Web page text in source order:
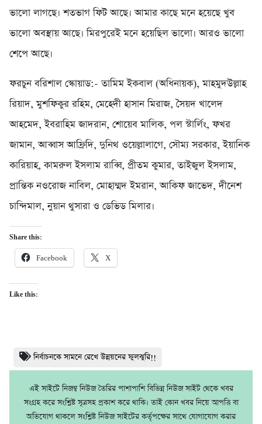
ভালো লাগছে। শতভাগ ফিট আছে। আমার কাছে মনে হয়েছে খুব
ভালো অবস্থায় আছে। মিরপুরেই মনে হয়েছিল ভালো। আরও ভালো
শেপে আছে।
ফরচুন বরিশাল স্কোয়াড:- তামিম ইকবাল (অধিনায়ক), মাহমুদউল্লাহ
রিয়াদ, মুশফিকুর রহিম, মেহেদী হাসান মিরাজ, সৈয়দ খালেদ
আহমেদ, ইবরাহিম জাদরান, শোয়েব মালিক, পল স্টার্লিং, ফখর
জামান, আব্বাস আফ্রিদি, দুনিথ ওয়েল্লালাগে, সৌম্য সরকার, ইয়ানিক
কারিয়াহ, কামরুল ইসলাম রাব্বি, প্রীতম কুমার, তাইজুল ইসলাম,
প্রান্তিক নওরোজ নাবিল, মোহাম্মদ ইমরান, আকিফ জাভেদ, দীনেশ
চান্দিমাল, নুয়ান থুসারা ও ডেভিড মিলার।
Share this:
Facebook X
Like this:
নির্বাচনকে সামনে রেখে উন্নয়নের ফুলঝুরি!!
এই সাইটে নিজম্ব নিউজ তৈরির পাশাপাশি বিভিন্ন নিউজ সাইট থেকে খবর
সংগ্রহ করে সংশ্লিষ্ট সূত্রসহ প্রকাশ করে থাকি। তাই কোন খবর নিয়ে আপত্তি বা
অভিযোগ থাকলে সংশ্লিষ্ট নিউজ সাইটের কর্তৃপক্ষের সাথে যোগাযোগ করার